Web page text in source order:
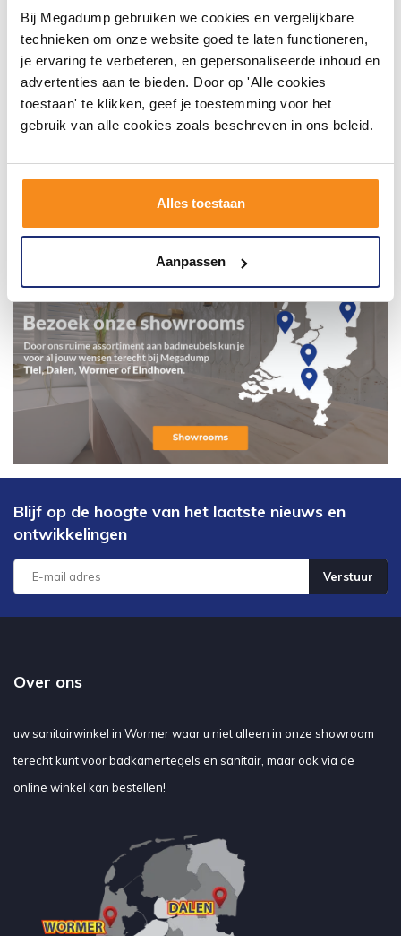
Bij Megadump gebruiken we cookies en vergelijkbare
technieken om onze website goed te laten functioneren,
je ervaring te verbeteren, en gepersonaliseerde inhoud en
advertenties aan te bieden. Door op 'Alle cookies
toestaan' te klikken, geef je toestemming voor het
gebruik van alle cookies zoals beschreven in ons beleid.
Alles toestaan
Aanpassen
Blijf op de hoogte van het laatste nieuws en
ontwikkelingen
Verstuur
Over ons
uw sanitairwinkel in Wormer waar u niet alleen in onze showroom
terecht kunt voor badkamertegels en sanitair, maar ook via de
online winkel kan bestellen!